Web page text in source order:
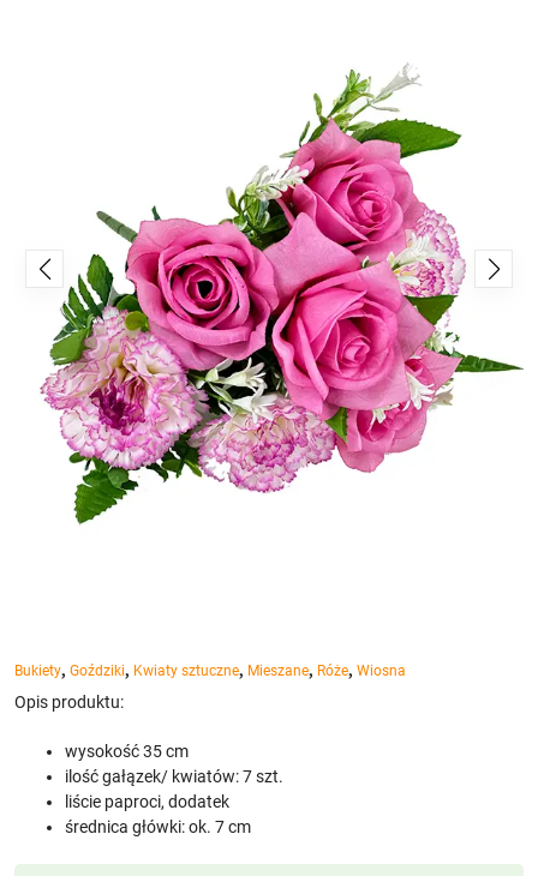
Bukiety, Goździki, Kwiaty sztuczne, Mieszane, Róże, Wiosna
Opis produktu:
wysokość 35 cm
ilość gałązek/ kwiatów: 7 szt.
liście paproci, dodatek
średnica główki: ok. 7 cm